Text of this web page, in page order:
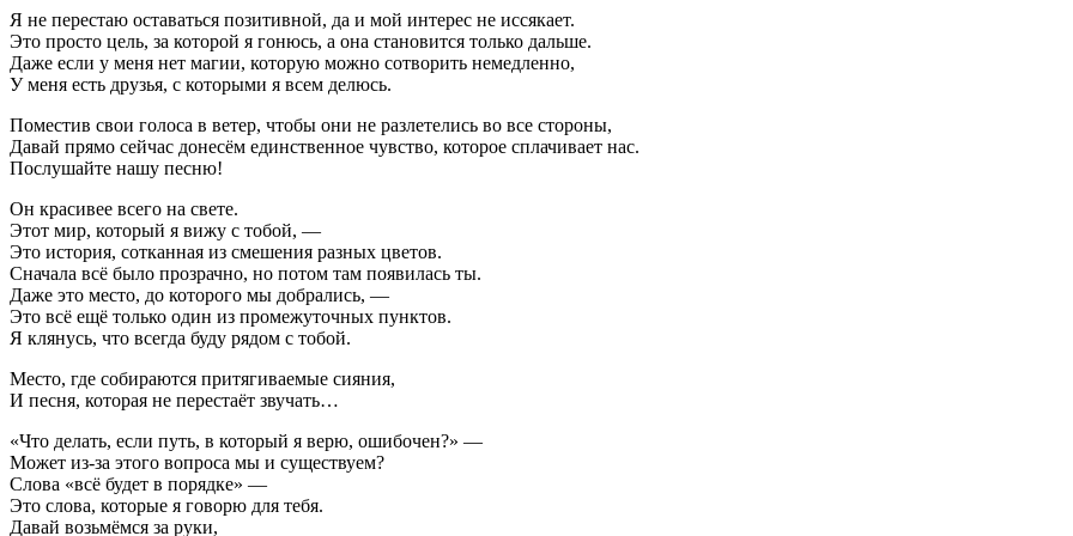
Я не перестаю оставаться позитивной, да и мой интерес не иссякает.
Это просто цель, за которой я гонюсь, а она становится только дальше.
Даже если у меня нет магии, которую можно сотворить немедленно,
У меня есть друзья, с которыми я всем делюсь.
Поместив свои голоса в ветер, чтобы они не разлетелись во все стороны,
Давай прямо сейчас донесём единственное чувство, которое сплачивает нас.
Послушайте нашу песню!
Он красивее всего на свете.
Этот мир, который я вижу с тобой, —
Это история, сотканная из смешения разных цветов.
Сначала всё было прозрачно, но потом там появилась ты.
Даже это место, до которого мы добрались, —
Это всё ещё только один из промежуточных пунктов.
Я клянусь, что всегда буду рядом с тобой.
Место, где собираются притягиваемые сияния,
И песня, которая не перестаёт звучать…
«Что делать, если путь, в который я верю, ошибочен?» —
Может из-за этого вопроса мы и существуем?
Слова «всё будет в порядке» —
Это слова, которые я говорю для тебя.
Давай возьмёмся за руки,